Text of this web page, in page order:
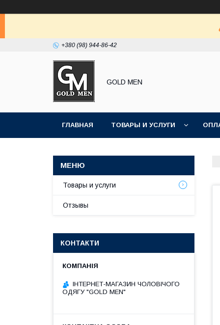
+380 (98) 944-86-42
GOLD MEN
ГЛАВНАЯ ТОВАРЫ И УСЛУГИ
Товары и услуги
Отзывы
КОНТАКТИ
ІНТЕРНЕТ-МАГАЗИН ЧОЛОВІЧОГО
ОДЯГУ "GOLD MEN"